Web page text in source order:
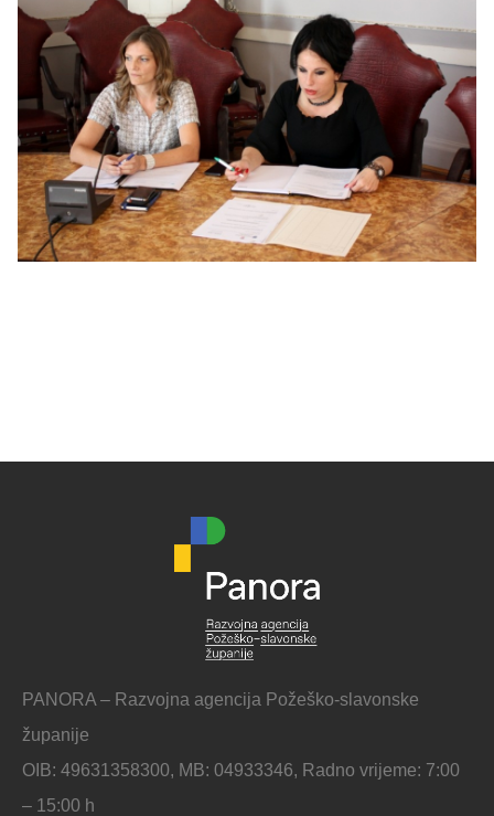
PANORA – Razvojna agencija Požeško-slavonske
županije
OIB: 49631358300, MB: 04933346, Radno vrijeme: 7:00
– 15:00 h